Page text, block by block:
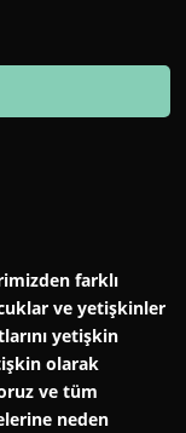
farklı
ve yetişkinler
yetişkin
olarak
ve tüm
neden